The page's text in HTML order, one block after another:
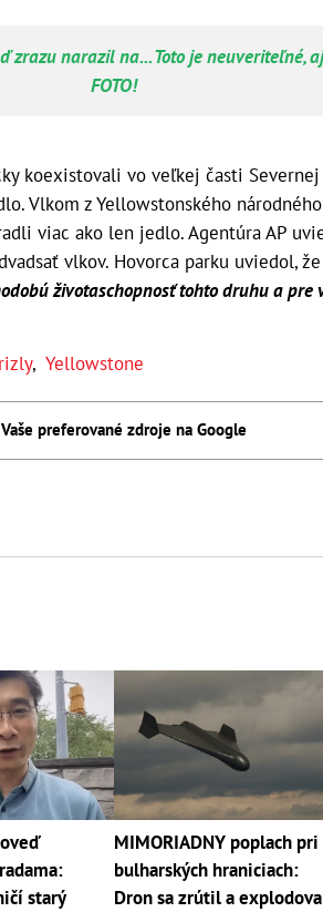
zrazu narazil na... Toto je neuveriteľné,
FOTO!
koexistovali vo veľkej časti
Vlkom z Yellowstonského
viac ako len jedlo. Agentúra AP
vlkov. Hovorca parku uviedol,
životaschopnosť tohto druhu a pre
, Yellowstone
preferované zdroje na Google
starý
MIMORIADNY poplach pri
bulharských hraniciach:
Dron sa zrútil a